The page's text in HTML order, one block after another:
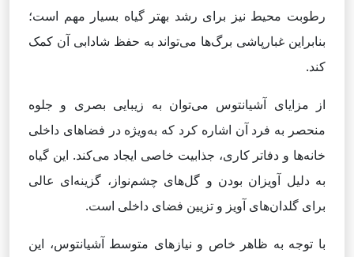
رطوبت محیط نیز برای رشد بهتر گیاه بسیار مهم است؛
بنابراین غبارپاشی برگ‌ها می‌تواند به حفظ شادابی آن کمک
کند.
از مزایای آشیانتوس می‌توان به زیبایی بصری و جلوه
منحصر به فرد آن اشاره کرد که به‌ویژه در فضاهای داخلی
خانه‌ها و دفاتر کاری، جذابیت خاصی ایجاد می‌کند. این گیاه
به دلیل آویزان بودن و گل‌های چشم‌نواز، گزینه‌ای عالی
برای گلدان‌های آویز و تزیین فضای داخلی است.
با توجه به ظاهر خاص و نیازهای متوسط آشیانتوس، این